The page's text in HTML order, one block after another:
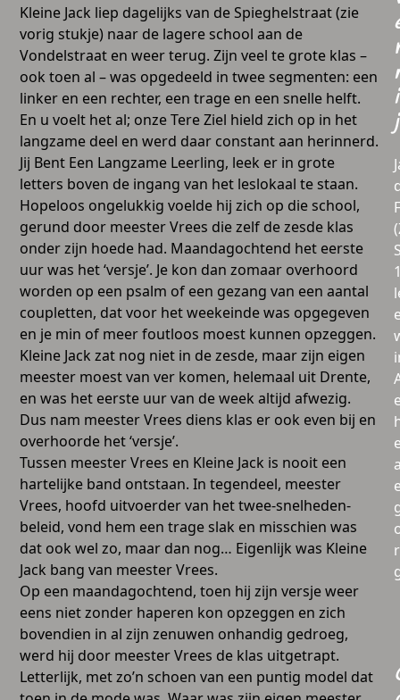
Kleine Jack liep dagelijks van de Spieghelstraat (zie
vorig stukje) naar de lagere school aan de
Vondelstraat en weer terug. Zijn veel te grote klas –
ook toen al – was opgedeeld in twee segmenten: een
linker en een rechter, een trage en een snelle helft.
En u voelt het al; onze Tere Ziel hield zich op in het
langzame deel en werd daar constant aan herinnerd.
Jij Bent Een Langzame Leerling, leek er in grote
letters boven de ingang van het leslokaal te staan.
Hopeloos ongelukkig voelde hij zich op die school,
gerund door meester Vrees die zelf de zesde klas
onder zijn hoede had. Maandagochtend het eerste
uur was het ‘versje’. Je kon dan zomaar overhoord
worden op een psalm of een gezang van een aantal
coupletten, dat voor het weekeinde was opgegeven
en je min of meer foutloos moest kunnen opzeggen.
Kleine Jack zat nog niet in de zesde, maar zijn eigen
meester moest van ver komen, helemaal uit Drente,
en was het eerste uur van de week altijd afwezig.
Dus nam meester Vrees diens klas er ook even bij en
overhoorde het ‘versje’.
Tussen meester Vrees en Kleine Jack is nooit een
hartelijke band ontstaan. In tegendeel, meester
Vrees, hoofd uitvoerder van het twee-snelheden-
beleid, vond hem een trage slak en misschien was
dat ook wel zo, maar dan nog… Eigenlijk was Kleine
Jack bang van meester Vrees.
Op een maandagochtend, toen hij zijn versje weer
eens niet zonder haperen kon opzeggen en zich
bovendien in al zijn zenuwen onhandig gedroeg,
werd hij door meester Vrees de klas uitgetrapt.
Letterlijk, met zo’n schoen van een puntig model dat
i
j